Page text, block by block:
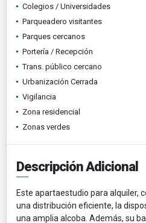
Colegios / Universidades
Parqueadero visitantes
Parques cercanos
Portería / Recepción
Trans. público cercano
Urbanización Cerrada
Vigilancia
Zona residencial
Zonas verdes
Descripción Adicional
Este apartaestudio para alquiler,
una distribución eficiente, la
una amplia alcoba. Además, su